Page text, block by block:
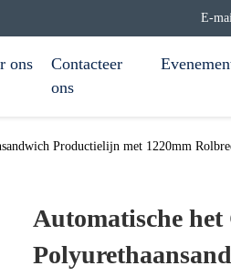
E-
ons
Contacteer
ons
Productielijn met 1220mm
Automatische